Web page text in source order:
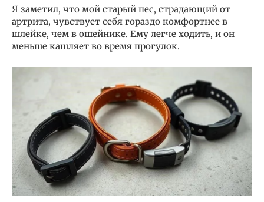
Я заметил, что мой старый пес, страдающий от
артрита, чувствует себя гораздо комфортнее в
шлейке, чем в ошейнике. Ему легче ходить, и он
меньше кашляет во время прогулок.